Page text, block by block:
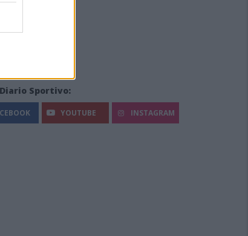
Sportivo:
YOUTUBE INSTAGRAM